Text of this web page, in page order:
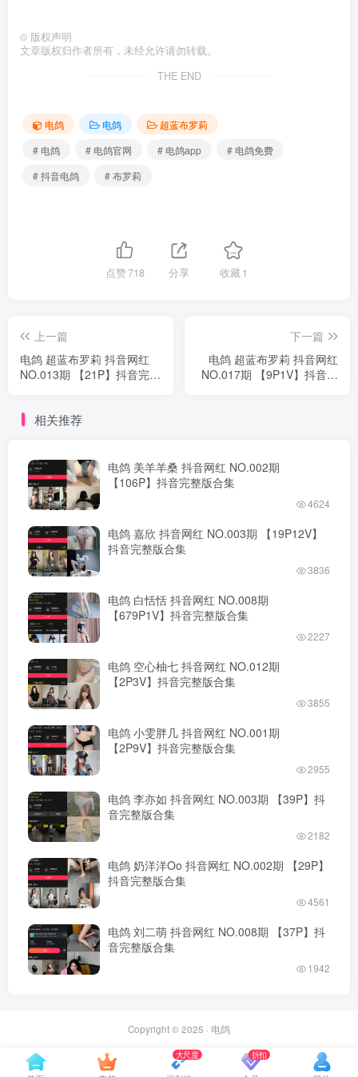
© 版权声明
文章版权归作者所有，未经允许请勿转载。
THE END
电鸽 电鸽
超蓝布罗莉
# 电鸽
# 电鸽官网 # 电鸽app
# 电鸽免费
# 抖音电鸽
# 布罗莉
点赞718 分享 收藏1
上一篇
电鸽 超蓝布罗莉 抖音网红
NO.013期 【21P】抖音完整
下一篇
电鸽 超蓝布罗莉 抖音网红
NO.017期 【9P1V】抖音完
相关推荐
电鸽 美羊羊桑 抖音网红 NO.002期
【106P】抖音完整版合集
4624
电鸽 嘉欣 抖音网红 NO.003期 【19P12V】
抖音完整版合集
3836
电鸽 白恬恬 抖音网红 NO.008期
【679P1V】抖音完整版合集
2227
电鸽 空心柚七 抖音网红 NO.012期
【2P3V】抖音完整版合集
3855
电鸽 小雯胖几 抖音网红 NO.001期
【2P9V】抖音完整版合集
2955
电鸽 李亦如 抖音网红 NO.003期 【39P】抖
音完整版合集
2182
电鸽 奶洋洋Oo 抖音网红 NO.002期 【29P】
抖音完整版合集
4561
电鸽 刘二萌 抖音网红 NO.008期 【37P】抖
音完整版合集
1942
Copyright © 2025 · 电鸽
大尺度 折扣